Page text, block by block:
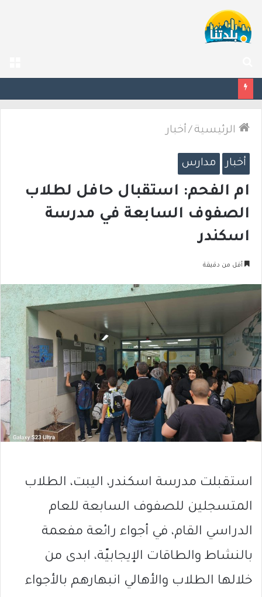
عن
الرئيسية / أخبار
أخبار مدارس
ام الفحم: استقبال حافل لطلاب
الصفوف السابعة في مدرسة
اسكندر
أقل من دقيقة
استقبلت مدرسة اسكندر، اليبت، الطلاب
المتسجلين للصفوف السابعة للعام
الدراسي القام، في أجواء رائعة مفعمة
بالنشاط والطاقات الإيجابيّة، ابدى من
خلالها الطلاب والأهالي انبهارهم بالأجواء